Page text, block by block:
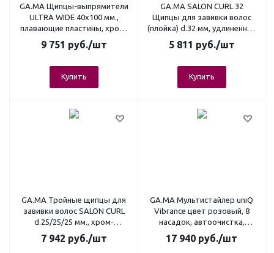
GA.MA Щипцы-выпрямители
ULTRA WIDE 40х100 мм.,
плавающие пластины, хром-
титан.покрытие, до 230°C
9 751 руб./шт
Купить
GA.MA SALON CURL 32
Щипцы для завивки волос
(плойка) d.32 мм, удлиненное
полотно 17 см., хром-
титановое покрытие
5 811 руб./шт
Купить
GA.MA Тройные щипцы для
завивки волос SALON CURL
d.25/25/25 мм., хром-
титановое покрытие
7 942 руб./шт
GA.MA Мультистайлер uniQ
Vibrance цвет розовый, 8
насадок, автоочистка,
ионизация, 1500 Вт,
17 940 руб./шт